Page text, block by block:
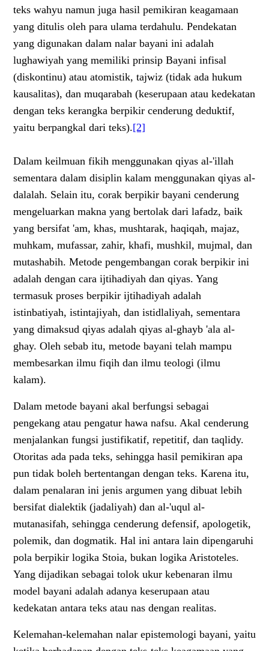
teks wahyu namun juga hasil pemikiran keagamaan
yang ditulis oleh para ulama terdahulu. Pendekatan
yang digunakan dalam nalar bayani ini adalah
lughawiyah yang memiliki prinsip Bayani infisal
(diskontinu) atau atomistik, tajwiz (tidak ada hukum
kausalitas), dan muqarabah (keserupaan atau kedekatan
dengan teks kerangka berpikir cenderung deduktif,
yaitu berpangkal dari teks).[2]
Dalam keilmuan fikih menggunakan qiyas al-'illah
sementara dalam disiplin kalam menggunakan qiyas al-
dalalah. Selain itu, corak berpikir bayani cenderung
mengeluarkan makna yang bertolak dari lafadz, baik
yang bersifat 'am, khas, mushtarak, haqiqah, majaz,
muhkam, mufassar, zahir, khafi, mushkil, mujmal, dan
mutashabih. Metode pengembangan corak berpikir ini
adalah dengan cara ijtihadiyah dan qiyas. Yang
termasuk proses berpikir ijtihadiyah adalah
istinbatiyah, istintajiyah, dan istidlaliyah, sementara
yang dimaksud qiyas adalah qiyas al-ghayb 'ala al-
ghay. Oleh sebab itu, metode bayani telah mampu
membesarkan ilmu fiqih dan ilmu teologi (ilmu
kalam).
Dalam metode bayani akal berfungsi sebagai
pengekang atau pengatur hawa nafsu. Akal cenderung
menjalankan fungsi justifikatif, repetitif, dan taqlidy.
Otoritas ada pada teks, sehingga hasil pemikiran apa
pun tidak boleh bertentangan dengan teks. Karena itu,
dalam penalaran ini jenis argumen yang dibuat lebih
bersifat dialektik (jadaliyah) dan al-'uqul al-
mutanasifah, sehingga cenderung defensif, apologetik,
polemik, dan dogmatik. Hal ini antara lain dipengaruhi
pola berpikir logika Stoia, bukan logika Aristoteles.
Yang dijadikan sebagai tolok ukur kebenaran ilmu
model bayani adalah adanya keserupaan atau
kedekatan antara teks atau nas dengan realitas.
Kelemahan-kelemahan nalar epistemologi bayani, yaitu